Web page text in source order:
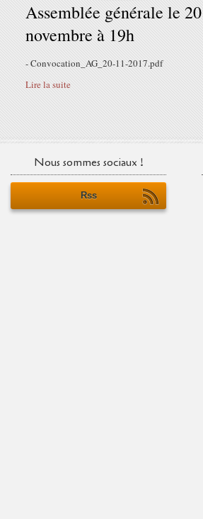
Assemblée générale le 20
novembre à 19h
- Convocation_AG_20-11-2017.pdf
Lire la suite
Nous sommes sociaux !
Rss